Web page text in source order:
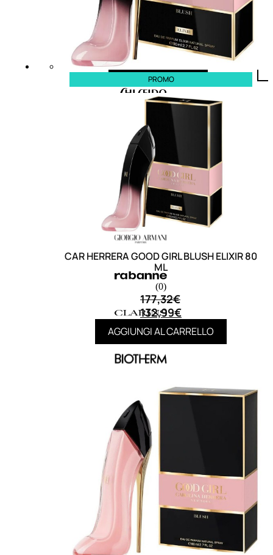
MAKE UP
Base/ Primer Occhi
Base/ Primer Viso
Palette E Cofanetti Occhi
Palette E Cofanetti Viso
Palette E Cofanetti Labbra
Fondotinta
Cipria
Fard/Blush
Terre Abbronzanti
Illuminante Viso
PROMO
CAR HERRERA GOOD GIRL BLUSH ELIXIR 80
ML
(0)
177,32€
132,99€
AGGIUNGI AL CARRELLO